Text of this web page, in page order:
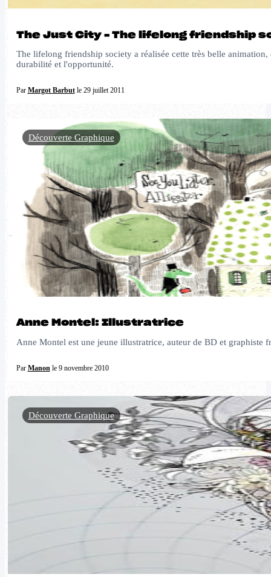
The Just City – The lifelong friendship
The lifelong friendship society a réalisée cette très belle
durabilité et l'opportunité.
Par Margot Barbutle 29 juillet 2011
Anne Montel: Illustratrice
Anne Montel est une jeune illustratrice, auteur de BD et graphiste
Par Manonle 9 novembre 2010
Découverte Graphique
Découverte Graphique